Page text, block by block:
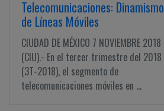
Telecomunicaciones: Dinamismo
de Líneas Móviles
CIUDAD DE MÉXICO 7 NOVIEMBRE 2018
(CIU).- En el tercer trimestre del 2018
(3T-2018), el segmento de
telecomunicaciones móviles en ...